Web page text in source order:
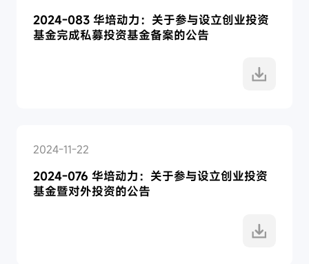
2024-083 华培动力：关于参与设立创业投资
基金完成私募投资基金备案的公告
2024-11-22
2024-076 华培动力：关于参与设立创业投资
基金暨对外投资的公告